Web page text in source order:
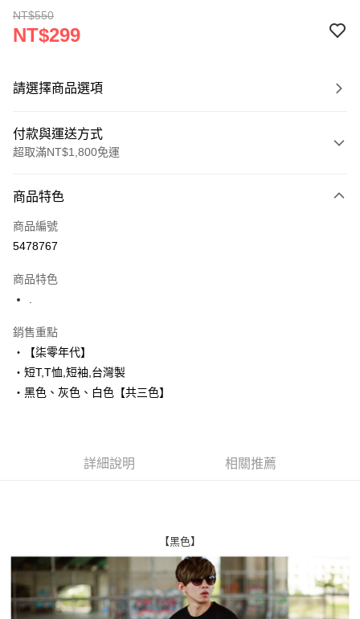
NT$550
NT$299
請選擇商品選項
付款與運送方式
超取滿NT$1,800免運
信用卡一次付款
超商取貨付款
街口支付
悠遊付
Google Pay
AFTEE先享後付是「在收到商品之後才付款」的支付方式。 讓您購物簡單
【「AFTEE先享後付」結帳流程】
１．於結帳方式選擇「AFTEE先享後付」後，將跳轉至「AFTEE先享後付」
結帳頁面，進行簡訊認證並確認金額後，即可完成結帳。
２．訂單成立數日內，您將收到繳費通知簡訊。
３．收到繳費通知簡訊後14天內，點擊此簡訊中的連結，可透過四大超商／
先付款後全家取貨
每筆NT$80，滿NT$1,800(含以上)免運費
商品特色
商品編號
5478767
商品特色
銷售重點
‧【柒零年代】
‧短T,T恤,短袖,台灣製
‧黑色、灰色、白色【共三色】
詳細說明 相關推薦
【黑色】